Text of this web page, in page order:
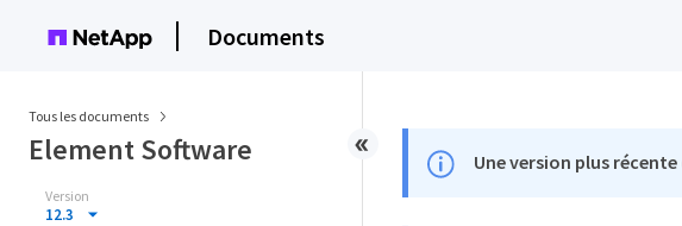
Documents
Tous les documents
Element Software
Version
12.3
Une version plus